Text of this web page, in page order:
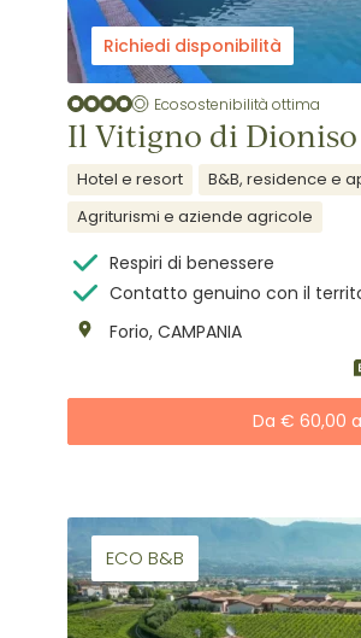
Richiedi disponibilità
Ecosostenibilità ottima
Il Vitigno di Dioniso
Hotel e resort
B&B, residence e
Agriturismi e aziende agricole
Respiri di benessere
Contatto genuino con il
Forio, CAMPANIA
Da € 60,00
ECO B&B